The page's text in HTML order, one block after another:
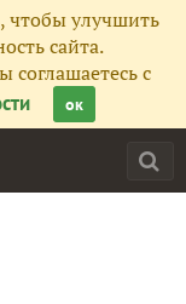
чтобы улучшить
сайта.
соглашаетесь с
ок